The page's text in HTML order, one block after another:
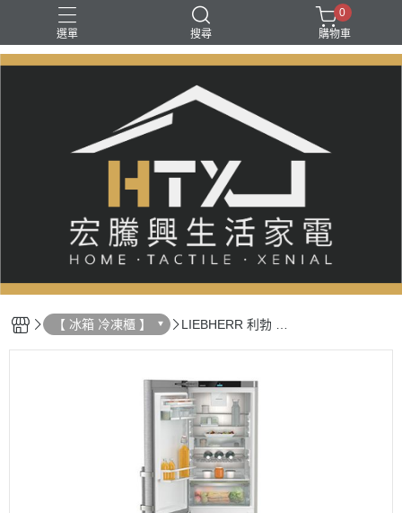
選單 搜尋
0
購物車
【 冰箱 冷凍櫃 】
LIEBHERR 利勃 直
櫃